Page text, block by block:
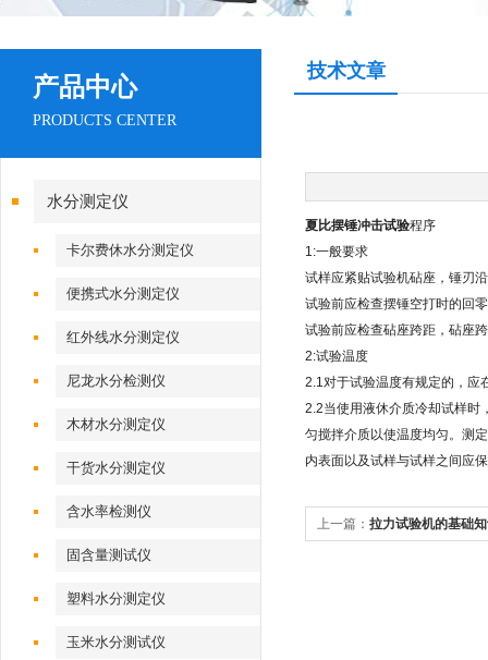
产品中心
PRODUCTS CENTER
水分测定仪
卡尔费休水分测定仪
便携式水分测定仪
红外线水分测定仪
尼龙水分检测仪
木材水分测定仪
干货水分测定仪
含水率检测仪
固含量测试仪
塑料水分测定仪
玉米水分测试仪
技术文章
夏比摆锤冲击试验程序
1:一般要求
试样应紧贴试验机砧座，锤刃
试验前应检查摆锤空打时的回
试验前应检查砧座跨距，砧座
2:试验温度
2.1对于试验温度有规定的，
2.2当使用液休介质冷却试样时
匀搅拌介质以使温度均匀。测
内表面以及试样与试样之间应
上一篇： 拉力试验机的基础